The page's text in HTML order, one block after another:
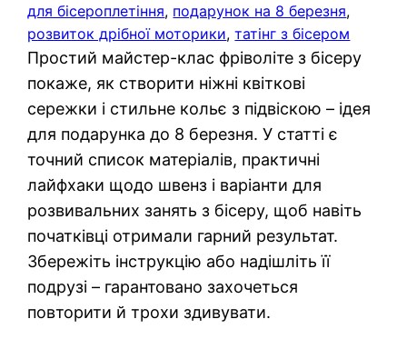
для бісероплетіння, подарунок на 8 березня
розвиток дрібної моторики, татінг з бісером
Простий майстер-клас фріволіте з бісеру
покаже, як створити ніжні квіткові
сережки і стильне кольє з підвіскою – ідея
для подарунка до 8 березня. У статті є
точний список матеріалів, практичні
лайфхаки щодо швенз і варіанти для
розвивальних занять з бісеру, щоб навіть
початківці отримали гарний результат.
Збережіть інструкцію або надішліть її
подрузі – гарантовано захочеться
повторити й трохи здивувати.